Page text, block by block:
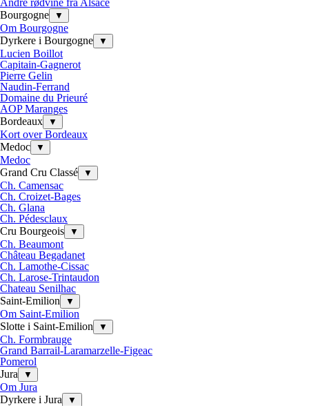
Andre rødvine fra Alsace
Bourgogne
▼
Om Bourgogne
Dyrkere i Bourgogne
▼
Lucien Boillot
Capitain-Gagnerot
Pierre Gelin
Naudin-Ferrand
Domaine du Prieuré
AOP Maranges
Bordeaux
▼
Kort over Bordeaux
Medoc
▼
Medoc
Grand Cru Classé
▼
Ch. Camensac
Ch. Croizet-Bages
Ch. Glana
Ch. Pédesclaux
Cru Bourgeois
▼
Ch. Beaumont
Château Begadanet
Ch. Lamothe-Cissac
Ch. Larose-Trintaudon
Chateau Senilhac
Saint-Emilion
▼
Om Saint-Emilion
Slotte i Saint-Emilion
▼
Ch. Formbrauge
Grand Barrail-Laramarzelle-Figeac
Pomerol
Jura
▼
Om Jura
Dyrkere i Jura
▼